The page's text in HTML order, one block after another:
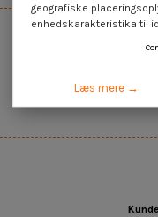
geografiske
enhedskarakteristika til
Læs mere →